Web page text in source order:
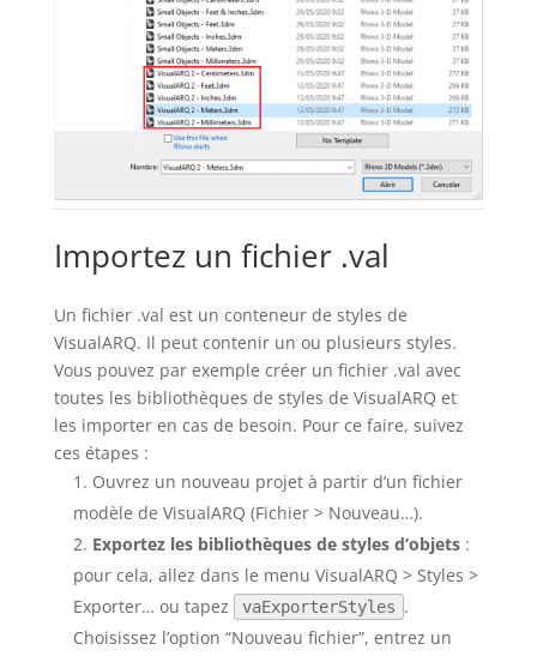
Importez un fichier .val
Un fichier .val est un conteneur de styles de
VisualARQ. Il peut contenir un ou plusieurs styles.
Vous pouvez par exemple créer un fichier .val avec
toutes les bibliothèques de styles de VisualARQ et
les importer en cas de besoin. Pour ce faire, suivez
ces étapes :
Ouvrez un nouveau projet à partir d’un fichier
modèle de VisualARQ (Fichier > Nouveau…).
Exportez les bibliothèques de styles d’objets:
pour cela, allez dans le menu VisualARQ > Styles >
Exporter… ou tapez
vaExporterStyles .
Choisissez l’option “Nouveau fichier”, entrez un